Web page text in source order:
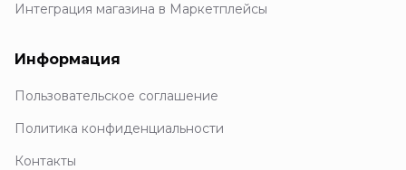
Интеграция магазина в Маркетплейсы
Информация
Пользовательское соглашение
Политика конфиденциальности
Контакты